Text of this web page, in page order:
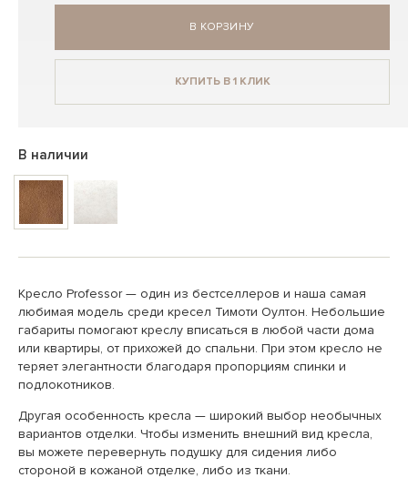
В КОРЗИНУ
КУПИТЬ В 1 КЛИК
В наличии
Кресло Professor — один из бестселлеров и наша самая
любимая модель среди кресел Тимоти Оултон. Небольшие
габариты помогают креслу вписаться в любой части дома
или квартиры, от прихожей до спальни. При этом кресло не
теряет элегантности благодаря пропорциям спинки и
подлокотников.
Другая особенность кресла — широкий выбор необычных
вариантов отделки. Чтобы изменить внешний вид кресла,
вы можете перевернуть подушку для сидения либо
стороной в кожаной отделке, либо из ткани.